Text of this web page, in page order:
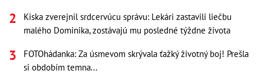
Kiska zverejnil srdcervúcu správu: Lekári zastavili liečbu
malého Dominika, zostávajú mu posledné týždne života
FOTOhádanka: Za úsmevom skrývala ťažký životný boj! Prešla
si obdobím temna...